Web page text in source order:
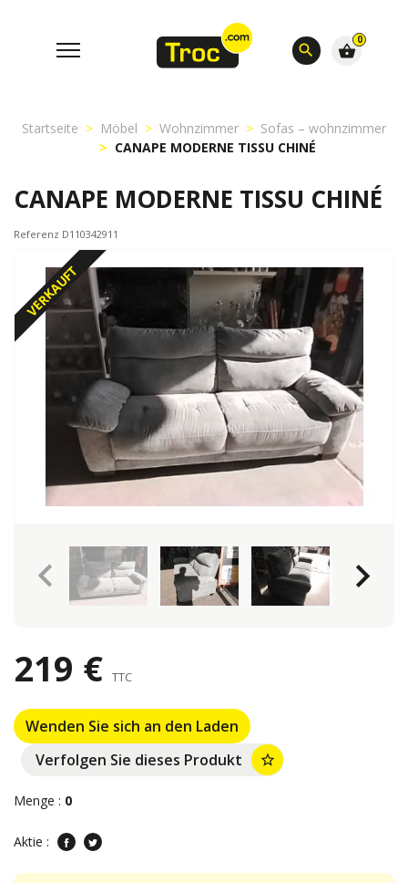
search
0
shopping_basket
Startseite Möbel Wohnzimmer
Sofas – wohnzimmer
CANAPE MODERNE TISSU CHINÉ
CANAPE MODERNE TISSU CHINÉ
Referenz D110342911
VERKAUFT
keyboard_arrow_left keyboard_arrow_right
219 € TTC
Wenden Sie sich an den Laden
Verfolgen Sie dieses Produkt
star_border
Menge : 0
Aktie :